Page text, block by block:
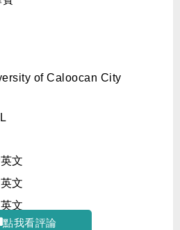
of Caloocan City
文
文
文
點我看評論